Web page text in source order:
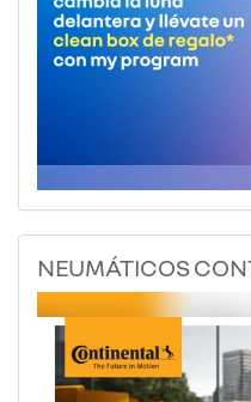
NEUMÁTICOS